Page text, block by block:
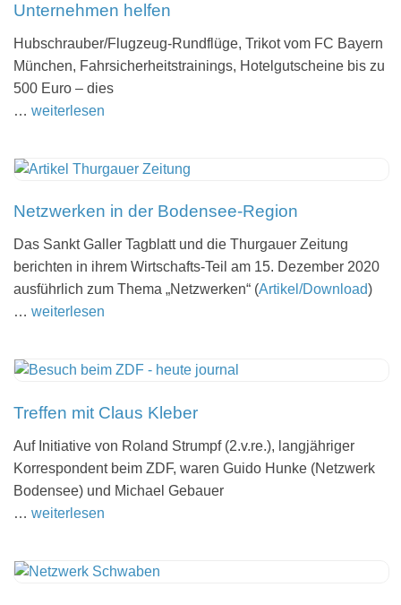
Unternehmen helfen
Hubschrau­ber/­Flug­zeug-Rund­flüge, Trikot vom FC Bayern
München, Fahr­si­cher­heits­trai­nings, Hotel­gut­scheine bis zu
500 Euro – dies
… weiterlesen
Netzwerken in der Bodensee-Region
Das Sankt Galler Tag­blatt und die Thur­gauer Zeitung
bericht­en in ihrem Wirt­schafts-Teil am 15. Dezem­ber 2020
aus­führlich zum The­ma „Net­zw­erken“ (Artikel/Download)
… weiterlesen
Treffen mit Claus Kleber
Auf Initia­tive von Roland Strumpf (2.v.re.), lang­jäh­ri­ger
Korre­spon­dent beim ZDF, waren Guido Hunke (Netz­werk
Boden­see) und Michael Gebauer
… weiterlesen